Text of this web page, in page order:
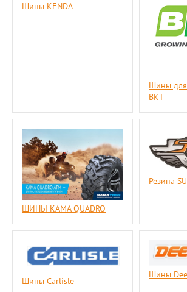
Шины KENDA
Шины
BKT
ШИНЫ KAMA QUADRO
Резина
Шины Carlisle
Шины